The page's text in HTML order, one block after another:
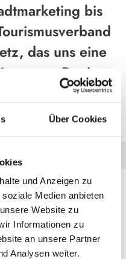
Über Cookies
und Anzeigen zu
Medien anbieten
Website zu
Informationen zu
an unsere Partner
Analysen weiter.
bis
das uns eine
unsere Region
ermöglicht.
IM